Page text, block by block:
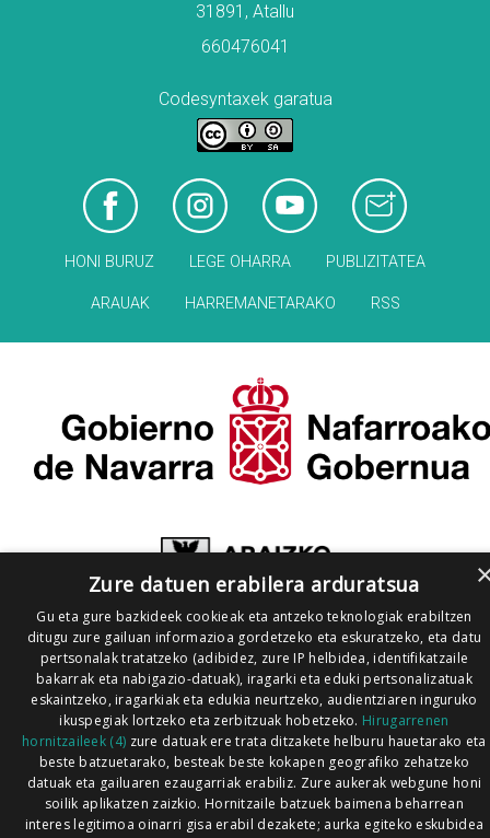
31891, Atallu
660476041
Codesyntaxek garatua
HONI BURUZ LEGE OHARRA PUBLIZITATEA
ARAUAK HARREMANETARAKO RSS
Zure datuen erabilera arduratsua
Gu eta gure bazkideek cookieak eta antzeko teknologiak erabiltzen
ditugu zure gailuan informazioa gordetzeko eta eskuratzeko, eta datu
pertsonalak tratatzeko (adibidez, zure IP helbidea, identifikatzaile
bakarrak eta nabigazio-datuak), iragarki eta eduki pertsonalizatuak
eskaintzeko, iragarkiak eta edukia neurtzeko, audientziaren inguruko
ikuspegiak lortzeko eta zerbitzuak hobetzeko. Hirugarrenen
hornitzaileek (4) zure datuak ere trata ditzakete helburu hauetarako eta
beste batzuetarako, besteak beste kokapen geografiko zehatzeko
datuak eta gailuaren ezaugarriak erabiliz. Zure aukerak webgune honi
soilik aplikatzen zaizkio. Hornitzaile batzuek baimena beharrean
interes legitimoa oinarri gisa erabil dezakete; aurka egiteko eskubidea